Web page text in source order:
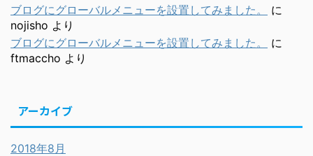
ブログにグローバルメニューを設置してみました。
に
nojisho より
ブログにグローバルメニューを設置してみました。
に
ftmaccho より
アーカイブ
2018年8月